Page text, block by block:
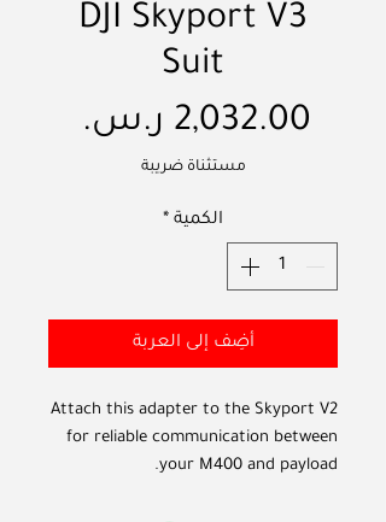
DJI Skyport V3
Suit
مستثناة ضريبة
الكمية *
أضِف إلى العربة
Attach this adapter to the Skyport V2
for reliable communication between
your M400 and payload.